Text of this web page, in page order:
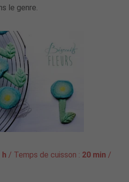
le genre.
h / Temps de cuisson : 20 min /